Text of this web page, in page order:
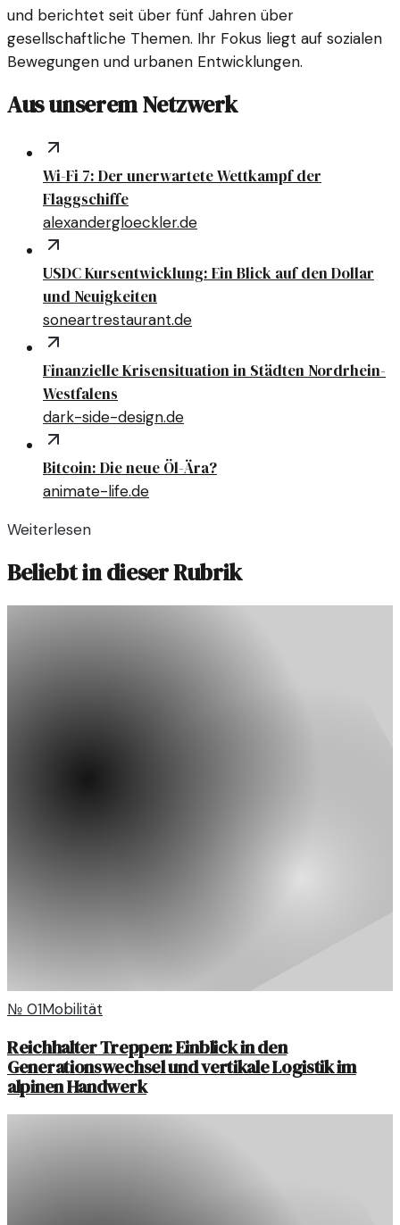
und berichtet seit über fünf Jahren über
gesellschaftliche Themen. Ihr Fokus liegt auf sozialen
Bewegungen und urbanen Entwicklungen.
Aus unserem Netzwerk
Wi-Fi 7: Der unerwartete Wettkampf der
Flaggschiffe
alexandergloeckler.de
USDC Kursentwicklung: Ein Blick auf den Dollar
und Neuigkeiten
soneartrestaurant.de
Finanzielle Krisensituation in Städten Nordrhein-
Westfalens
dark-side-design.de
Bitcoin: Die neue Öl-Ära?
animate-life.de
Weiterlesen
Beliebt in dieser Rubrik
№ 01Mobilität
Reichhalter Treppen: Einblick in den
Generationswechsel und vertikale Logistik im
alpinen Handwerk